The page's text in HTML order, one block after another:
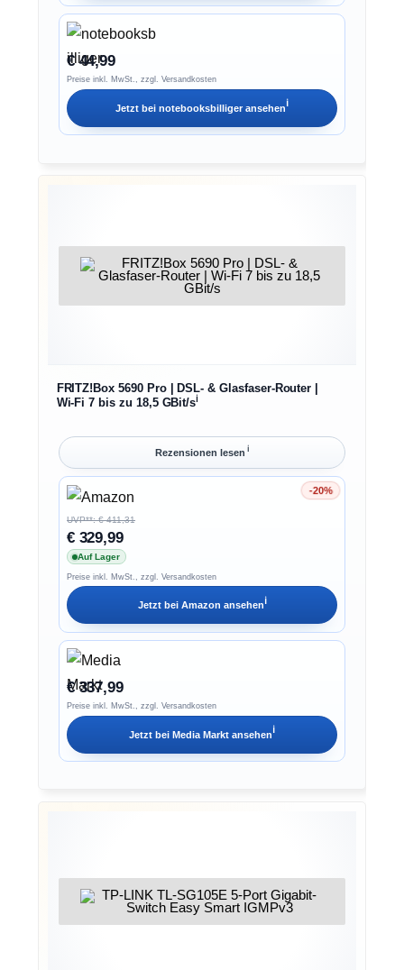
€ 44,99
Preise inkl. MwSt., zzgl. Versandkosten
Jetzt bei notebooksbilligeransehenℹ︎
FRITZ!Box 5690 Pro | DSL- & Glasfaser-Router |
Wi-Fi 7 bis zu 18,5 GBit/sℹ︎
Rezensionen lesen ℹ︎
-20%
Ersparnis 20%
UVP**: € 411,31
€ 329,99
Auf Lager
Preise inkl. MwSt., zzgl. Versandkosten
Jetzt bei Amazon ansehenℹ︎
€ 337,99
Preise inkl. MwSt., zzgl. Versandkosten
Jetzt bei Media Markt ansehenℹ︎